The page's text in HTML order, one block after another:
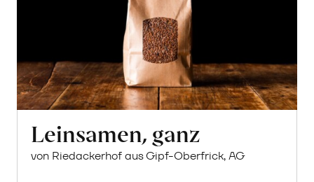
Leinsamen, ganz
von Riedackerhof aus Gipf-Oberfrick, AG